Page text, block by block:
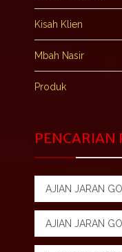
Kisah Klien
Mbah Nasir
Produk
PENCARIAN
AJIAN JARAN
AJIAN JARAN